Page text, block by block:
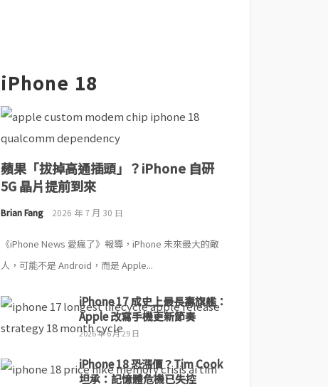
iPhone 18
蘋果「拔掉高通插頭」？iPhone 自研
5G 晶片提前到來
Brian Fang 2026 年 7 月 30 日
《iPhone News 愛瘋了》報導，iPhone 未來最大的敵
人，可能不是 Android，而是 Apple...
iPhone 17 成史上最長壽旗艦：
Apple 改寫手機更新節奏
2026 年 6 月 29 日
iPhone 18 恐漲價？Tim Cook
坦承：記憶體危機已失控